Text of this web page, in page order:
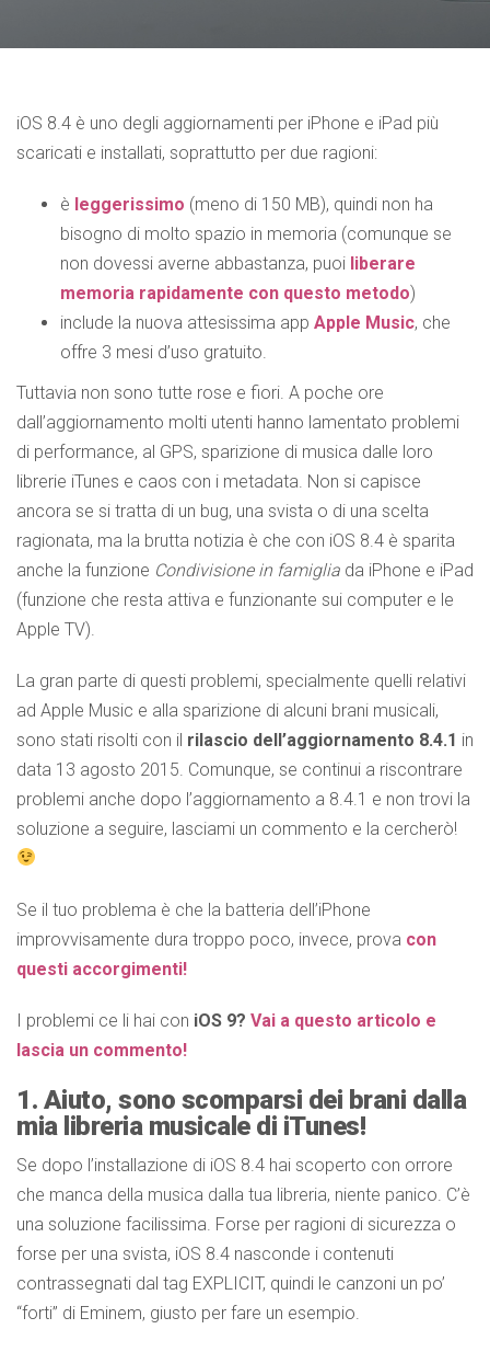
iOS 8.4 è uno degli aggiornamenti per iPhone e iPad più
scaricati e installati, soprattutto per due ragioni:
è leggerissimo (meno di 150 MB), quindi non ha
bisogno di molto spazio in memoria (comunque se
non dovessi averne abbastanza, puoi liberare
memoria rapidamente con questo metodo)
include la nuova attesissima app Apple Music, che
offre 3 mesi d’uso gratuito.
Tuttavia non sono tutte rose e fiori. A poche ore
dall’aggiornamento molti utenti hanno lamentato problemi
di performance, al GPS, sparizione di musica dalle loro
librerie iTunes e caos con i metadata. Non si capisce
ancora se si tratta di un bug, una svista o di una scelta
ragionata, ma la brutta notizia è che con iOS 8.4 è sparita
anche la funzione Condivisione in famiglia da iPhone e iPad
(funzione che resta attiva e funzionante sui computer e le
Apple TV).
La gran parte di questi problemi, specialmente quelli relativi
ad Apple Music e alla sparizione di alcuni brani musicali,
sono stati risolti con il rilascio dell’aggiornamento 8.4.1 in
data 13 agosto 2015. Comunque, se continui a riscontrare
problemi anche dopo l’aggiornamento a 8.4.1 e non trovi la
soluzione a seguire, lasciami un commento e la cercherò!
Se il tuo problema è che la batteria dell’iPhone
improvvisamente dura troppo poco, invece, prova con
questi accorgimenti!
I problemi ce li hai con iOS 9? Vai a questo articolo e
lascia un commento!
1. Aiuto, sono scomparsi dei brani dalla
mia libreria musicale di iTunes!
Se dopo l’installazione di iOS 8.4 hai scoperto con orrore
che manca della musica dalla tua libreria, niente panico. C’è
una soluzione facilissima. Forse per ragioni di sicurezza o
forse per una svista, iOS 8.4 nasconde i contenuti
contrassegnati dal tag EXPLICIT, quindi le canzoni un po’
“forti” di Eminem, giusto per fare un esempio.